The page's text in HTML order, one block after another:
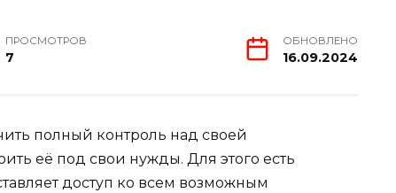
ПРОСМОТРОВ
7
ОБНОВЛЕНО
16.09.2024
полный контроль над своей
её под свои нужды. Для этого есть
доступ ко всем возможным